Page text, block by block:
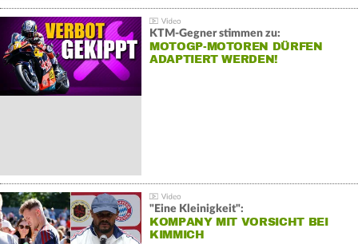
KTM-Gegner stimmen zu:
MOTOGP-MOTOREN DÜRFEN
ADAPTIERT WERDEN!
"Eine Kleinigkeit":
KOMPANY MIT VORSICHT BEI
KIMMICH